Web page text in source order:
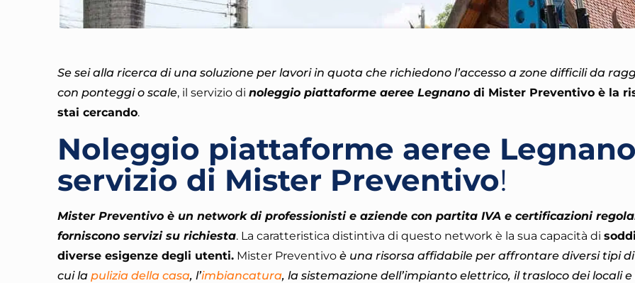
Se sei alla ricerca di una soluzione per lavori in quota che richiedono l’accesso a zone difficili da
con ponteggi o scale, il servizio dinoleggio piattaforme aeree Legnano di Mister Preventivoè la
stai cercando.
Noleggio piattaforme aeree
servizio di Mister Preventivo!
Mister Preventivo è un network di professionisti e aziende con partita IVA e certificazioni
forniscono servizi su richiesta. La caratteristica distintiva di questo network è la sua capacità di
diverse esigenze degli utenti. Mister Preventivoè una risorsa affidabile per affrontare diversi tipi
cui la pulizia della casa, l’imbiancatura, la sistemazione dell’impianto elettrico, il trasloco dei locali